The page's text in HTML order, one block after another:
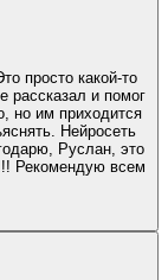
Руслан, это